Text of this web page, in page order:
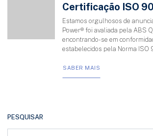
Certificação ISO
Estamos orgulhosos de
Power® foi avaliada pela ABS
encontrando-se em
estabelecidos pela Norma ISO
SABER MAIS
PESQUISAR